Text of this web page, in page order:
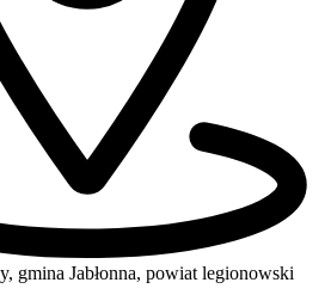
gmina Jabłonna, powiat legionowski